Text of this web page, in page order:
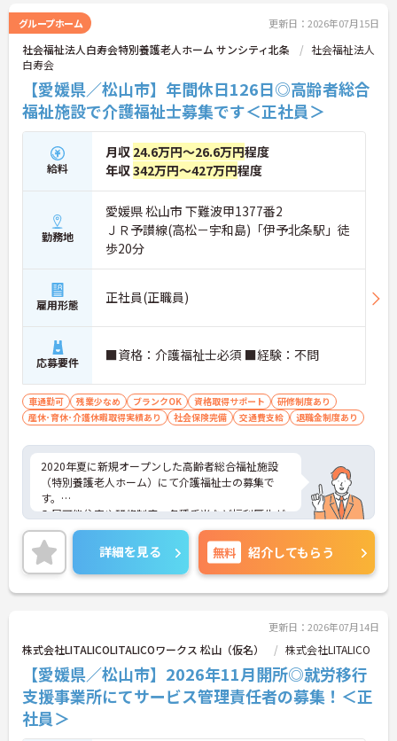
グループホーム 更新日：2026年07月15日
社会福祉法人白寿会特別養護老人ホーム サンシティ北条
社会福祉法人
白寿会
【愛媛県／松山市】年間休日126日◎高齢者総合
福祉施設で介護福祉士募集です＜正社員＞
給料
月収 24.6万円～26.6万円程度
年収342万円～427万円程度
勤務地
愛媛県 松山市 下難波甲1377番2
ＪＲ予讃線(高松－宇和島)「伊予北条駅」徒
歩20分
雇用形態 正社員(正職員)
応募要件 ■資格：介護福祉士必須 ■経験：不問
車通勤可 残業少なめ ブランクOK 資格取得サポート
研修制度あり
産休･育休･介護休暇取得実績あり
社会保険完備 交通費支給 退職金制度あり
2020年夏に新規オープンした高齢者総合福祉施設
（特別養護老人ホーム）にて介護福祉士の募集で
す。
入居可能住宅や研修制度、各種手当など福利厚生が
充実◎安心して長く働ける環境が整っています★
またマイカー通勤OK 無料駐車場完備なので、通勤
のストレスが少ないのも嬉しいポイントです。
ご興味ある方には、面接対策ポイントなど、さらに
詳細をお話しいたしますのでお気軽にご相談くださ
詳細を見る 無料 紹介してもらう
更新日：2026年07月14日
株式会社LITALICOLITALICOワークス 松山（仮名） 株式会社LITALICO
【愛媛県／松山市】2026年11月開所◎就労移行
支援事業所にてサービス管理責任者の募集！＜正
社員＞